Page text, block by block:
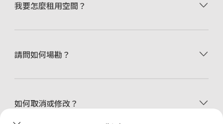
我要怎麼租用空間？
可使用信用卡/金融卡、全盈支付、街口支付、AFTEE先
活動前5分鐘至現場，於智慧門鎖輸入
請問如何場勘？
作人員，因此請於網站上付費預訂一小時，再自行進入
服詢問我們其他的資訊。
如何取消或修改？
改訂單包含「取消退費」、「改期」、「延長縮短時